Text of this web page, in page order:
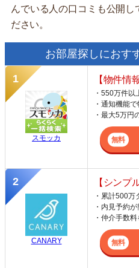
んでいる人の口コミも公開し
ださい。
お部屋探しにおす
スモッカ
【物件情
・550万件以
・通知機能
・最大5万円
CANARY
【シンプ
・累計500万
・内見予約
・仲介手数